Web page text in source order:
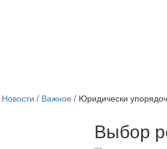
Новости / Важное/ Юридически
Выбор